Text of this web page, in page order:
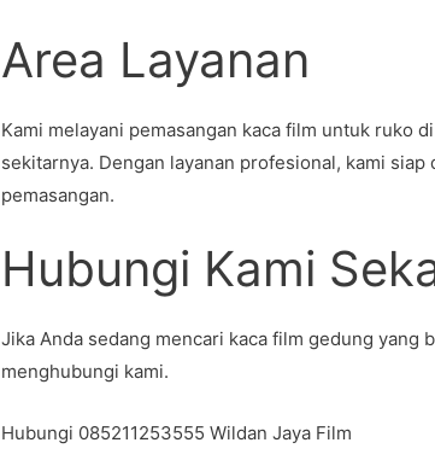
Area Layanan
Kami melayani pemasangan kaca film untuk ruko
sekitarnya. Dengan layanan profesional, kami
pemasangan.
Hubungi Kami
Jika Anda sedang mencari kaca film gedung yang
menghubungi kami.
Hubungi 085211253555 Wildan Jaya Film